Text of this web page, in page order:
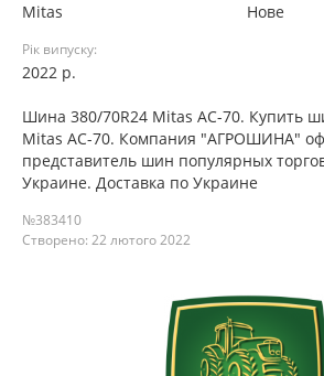
Mitas Нове
Рік випуску:
2022 р.
Шина 380/70R24 Mitas AC-70. Купить
Mitas AC-70. Компания "АГРОШИНА"
представитель шин популярных
Украине. Доставка по Украине
№383410
Створено: 22 лютого 2022